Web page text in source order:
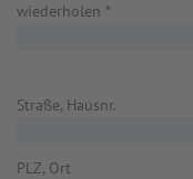
wiederholen *
Straße, Hausnr.
PLZ, Ort